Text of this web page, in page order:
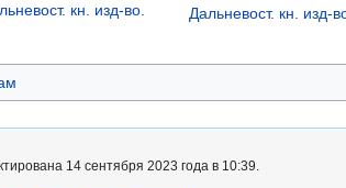
кн. изд-во.
Дальневост. кн. изд-
14 сентября 2023 года в 10:39.